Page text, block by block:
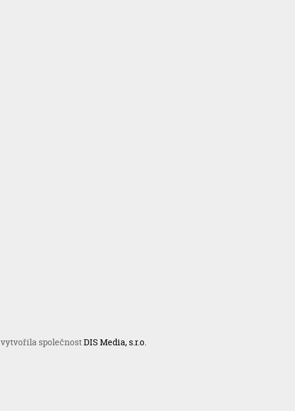
vytvořila společnostDIS Media, s.r.o.